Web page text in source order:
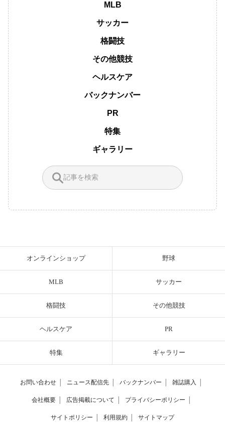
MLB
サッカー
格闘技
その他競技
ヘルスケア
バックナンバー
PR
特集
ギャラリー
オンラインショップ 野球
MLB サッカー
格闘技 その他競技
ヘルスケア PR
特集 ギャラリー
お問い合わせ ニュース配信先 バックナンバー 雑誌購入
会社概要 広告掲載について プライバシーポリシー
サイトポリシー 利用規約 サイトマップ